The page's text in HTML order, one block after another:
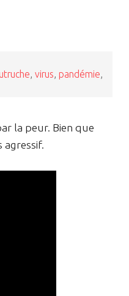
, virus, pandémie,
la peur. Bien que
agressif.